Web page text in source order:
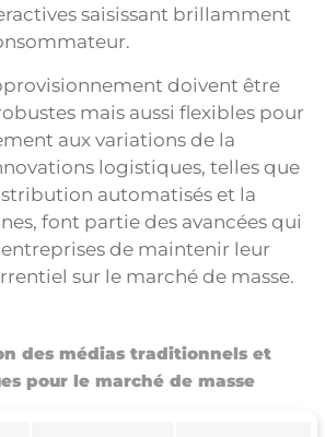
saisissant brillamment
doivent être
mais aussi flexibles pour
aux variations de la
logistiques, telles que
automatisés et la
font partie des avancées qui
de maintenir leur
sur le marché de masse.
des médias traditionnels et
pour le marché de masse